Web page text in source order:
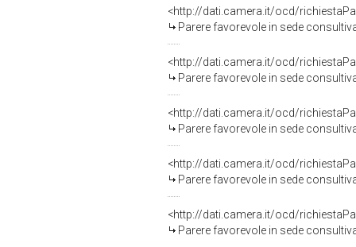
<http://dati.camera.it/ocd/
Parere favorevole in sede
<http://dati.camera.it/ocd/
Parere favorevole in sede
<http://dati.camera.it/ocd/
Parere favorevole in sede
<http://dati.camera.it/ocd/
Parere favorevole in sede
<http://dati.camera.it/ocd/
Parere favorevole in sede